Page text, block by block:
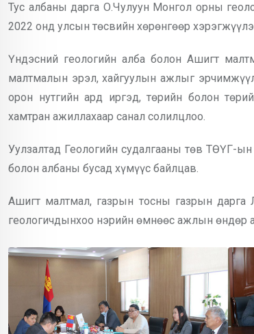
Тус албаны дарга О.Чулуун Монгол орны
2022 онд улсын төсвийн хөрөнгөөр
Үндэсний геологийн алба болон Ашигт
малтмалын эрэл, хайгуулын ажлыг
орон нутгийн ард иргэд, төрийн болон
хамтран ажиллахаар санал солилцлоо.
Уулзалтад Геологийн судалгааны төв ТӨҮГ-
болон албаны бусад хүмүүс байлцав.
Ашигт малтмал, газрын тосны газрын
геологичдынхоо нэрийн өмнөөс ажлын өндөр